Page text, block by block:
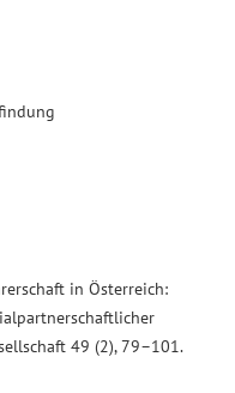
in Österreich:
49 (2), 79–101.